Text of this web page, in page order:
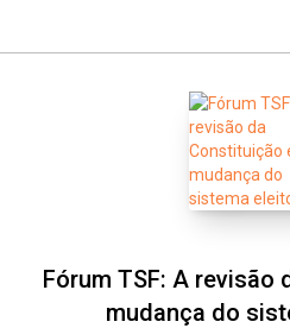
Fórum TSF: A revisão
mudança do